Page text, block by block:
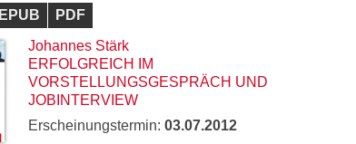
EPUB
PDF
Johannes Stärk
ERFOLGREICH IM
VORSTELLUNGSGESPRÄCH UND
JOBINTERVIEW
Erscheinungstermin: 03.07.2012